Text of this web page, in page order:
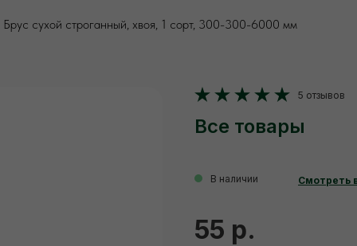
Брус сухой строганный, хвоя, 1 сорт, 300-300-6000 мм
Все товары
55 р.
В наличии Смотреть
5 отзывов